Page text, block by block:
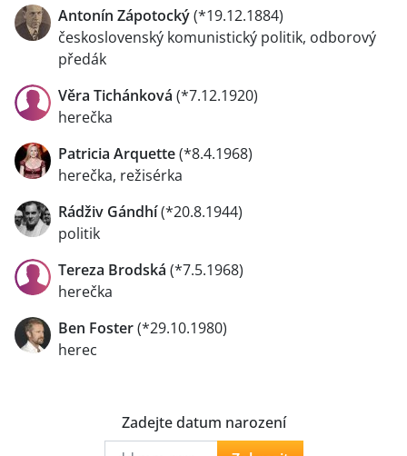
Antonín Zápotocký(*19.12.1884)
československý komunistický politik, odborový
předák
Věra Tichánková (*7.12.1920)
herečka
Patricia Arquette(*8.4.1968)
herečka, režisérka
Rádživ Gándhí(*20.8.1944)
politik
Tereza Brodská (*7.5.1968)
herečka
Ben Foster(*29.10.1980)
herec
Zadejte datum narození